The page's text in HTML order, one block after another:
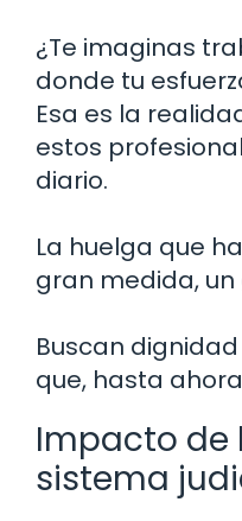
¿Te imaginas
donde tu
Esa es la
estos
diario.
La huelga que
gran medida, un
Buscan
que, hasta
Impacto de
sistema